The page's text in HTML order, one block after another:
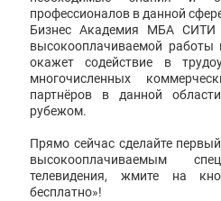
профессионалов в данной
Бизнес Академия МБА
высокооплачиваемой работы
окажет содействие в
многочисленных
партнёров в данной
рубежом.
Прямо сейчас сделайте
высокооплачиваемым
телевидения, жмите на
бесплатно»!